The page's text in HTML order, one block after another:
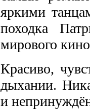
яркими
походка
мирового
Красиво,
дыхании.
и